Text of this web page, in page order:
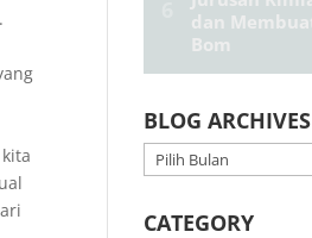
BLOG ARCHIVES
BLOG
ARCHIVES
CATEGORY